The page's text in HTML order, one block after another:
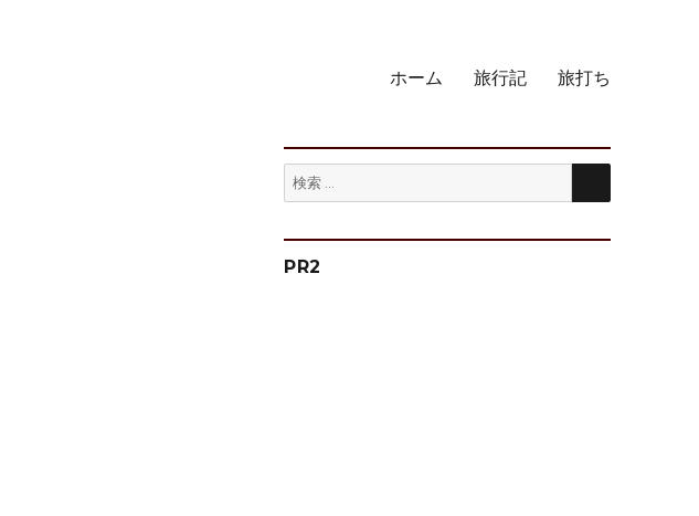
ホーム 旅行記 旅打ち
検
索:
検
PR2